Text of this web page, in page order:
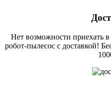
Нет возможности приехать
робот-пылесос с доставкой!